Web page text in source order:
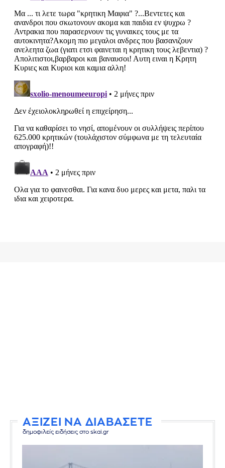
ΑΞΙΖΕΙ ΝΑ ΔΙΑΒΑΣΕΤΕ
δημοφιλείς ειδήσεις στο skai.gr